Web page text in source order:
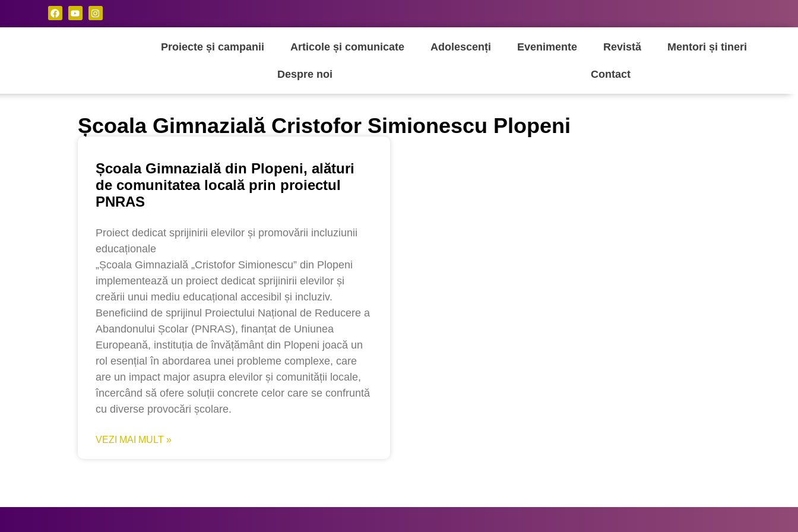
Proiecte și campanii Articole și comunicate Adolescenți Evenimente Revistă Mentori și tineri
Despre noi Contact
Școala Gimnazială Cristofor Simionescu Plopeni
Școala Gimnazială din Plopeni, alături
de comunitatea locală prin proiectul
PNRAS
Proiect dedicat sprijinirii elevilor și promovării incluziunii
educaționale
„Școala Gimnazială „Cristofor Simionescu” din Plopeni
implementează un proiect dedicat sprijinirii elevilor și
creării unui mediu educațional accesibil și incluziv.
Beneficiind de sprijinul Proiectului Național de Reducere a
Abandonului Școlar (PNRAS), finanțat de Uniunea
Europeană, instituția de învățământ din Plopeni joacă un
rol esențial în abordarea unei probleme complexe, care
are un impact major asupra elevilor și comunității locale,
încercând să ofere soluții concrete celor care se confruntă
cu diverse provocări școlare.
VEZI MAI MULT »